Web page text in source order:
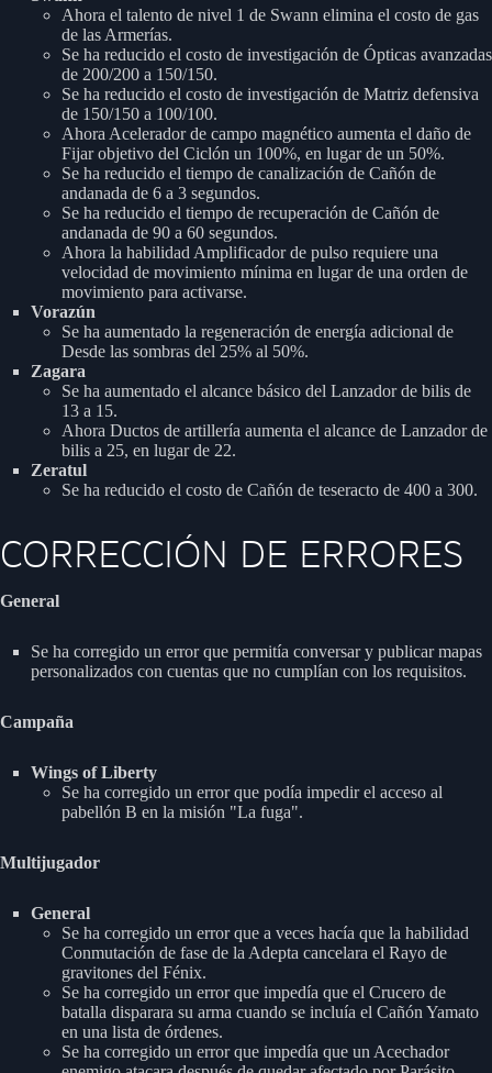
Ahora el talento de nivel 1 de Swann elimina el costo de gas
de las Armerías.
Se ha reducido el costo de investigación de Ópticas avanzadas
de 200/200 a 150/150.
Se ha reducido el costo de investigación de Matriz defensiva
de 150/150 a 100/100.
Ahora Acelerador de campo magnético aumenta el daño de
Fijar objetivo del Ciclón un 100%, en lugar de un 50%.
Se ha reducido el tiempo de canalización de Cañón de
andanada de 6 a 3 segundos.
Se ha reducido el tiempo de recuperación de Cañón de
andanada de 90 a 60 segundos.
Ahora la habilidad Amplificador de pulso requiere una
velocidad de movimiento mínima en lugar de una orden de
movimiento para activarse.
Vorazún
Se ha aumentado la regeneración de energía adicional de
Desde las sombras del 25% al 50%.
Zagara
Se ha aumentado el alcance básico del Lanzador de bilis de
13 a 15.
Ahora Ductos de artillería aumenta el alcance de Lanzador de
bilis a 25, en lugar de 22.
Zeratul
Se ha reducido el costo de Cañón de teseracto de 400 a 300.
CORRECCIÓN DE ERRORES
General
Se ha corregido un error que permitía conversar y publicar mapas
personalizados con cuentas que no cumplían con los requisitos.
Campaña
Wings of Liberty
Se ha corregido un error que podía impedir el acceso al
pabellón B en la misión "La fuga".
Multijugador
General
Se ha corregido un error que a veces hacía que la habilidad
Conmutación de fase de la Adepta cancelara el Rayo de
gravitones del Fénix.
Se ha corregido un error que impedía que el Crucero de
batalla disparara su arma cuando se incluía el Cañón Yamato
en una lista de órdenes.
Se ha corregido un error que impedía que un Acechador